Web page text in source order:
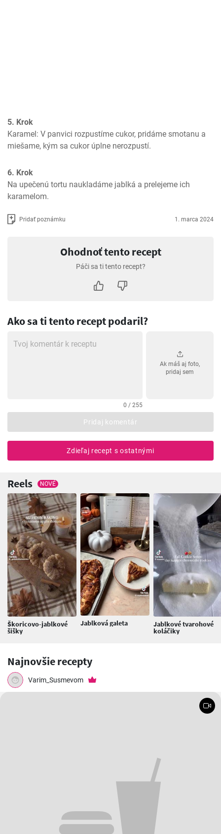
5. Krok
Karamel: V panvici rozpustíme cukor, pridáme smotanu a
miešame, kým sa cukor úplne nerozpustí.
6. Krok
Na upečenú tortu naukladáme jablká a prelejeme ich
karamelom.
Pridať poznámku 1. marca 2024
Ohodnoť tento recept
Páči sa ti tento recept?
Ako sa ti tento recept podaril?
0 / 255
Ak máš aj foto,
pridaj sem
Pridaj komentár
Zdieľaj recept s ostatnými
Reels NOVÉ
Škoricovo-jablkové
šišky
Jablková galeta Jablkové tvarohové
koláčiky
Najnovšie recepty
Varim_Susmevom